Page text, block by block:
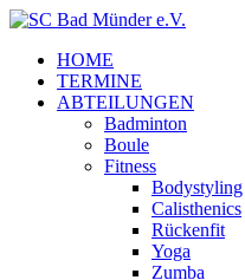
HOME
TERMINE
ABTEILUNGEN
Badminton
Boule
Fitness
Bodystyling
Calisthenics
Rückenfit
Yoga
Zumba